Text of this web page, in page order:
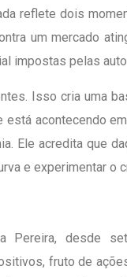
reflete dois
um mercado
impostas pelas
Isso cria uma
está acontecendo
Ele acredita que
e experimentar o
Pereira, desde
fruto de